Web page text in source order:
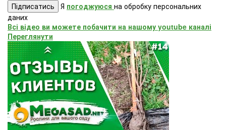
Підписатись Я погоджуюся на обробку персональних
даних
Всі відео ви можете побачити на нашому youtube каналі
Переглянути